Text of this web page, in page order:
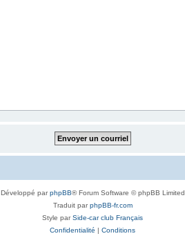
Développé parphpBB® Forum Software © phpBB Limited
Traduit parphpBB-fr.com
Style parSide-car club Français
Confidentialité | Conditions